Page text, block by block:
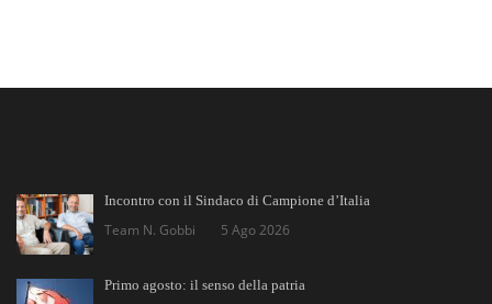
Incontro con il Sindaco di Campione d’Italia
Team N. Gobbi 5 Ago 2026
Primo agosto: il senso della patria